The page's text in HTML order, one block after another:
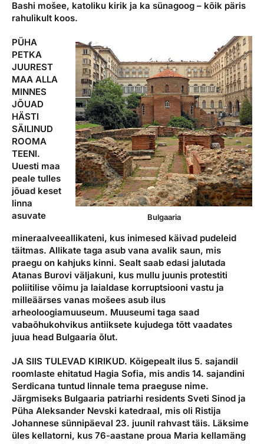
Bashi mošee, katoliku kirik ja ka sünagoog – kõik päris
rahulikult koos.
Bulgaaria
PÜHA
PETKA
JUUREST
MAA ALLA
MINNES
JÕUAD
HÄSTI
SÄILINUD
ROOMA
TEENI.
Uuesti maa
peale tulles
jõuad keset
linna
asuvate
mineraalveeallikateni, kus inimesed käivad pudeleid
täitmas. Allikate taga asub vana avalik saun, mis
praegu on kahjuks kinni. Sealt saab edasi jalutada
Atanas Burovi väljakuni, kus mullu juunis protestiti
poliitilise võimu ja laialdase korruptsiooni vastu ja
milleäärses vanas mošees asub ilus
arheoloogiamuuseum. Muuseumi taga saad
vabaõhukohvikus antiiksete kujudega tõtt vaadates
juua head Bulgaaria õlut.
JA SIIS TULEVAD KIRIKUD. Kõigepealt ilus 5. sajandil
roomlaste ehitatud Hagia Sofia, mis andis 14. sajandini
Serdicana tuntud linnale tema praeguse nime.
Järgmiseks Bulgaaria patriarhi residents Sveti Sinod ja
Püha Aleksander Nevski katedraal, mis oli Ristija
Johannese sünnipäeval 23. juunil rahvast täis. Läksime
üles kellatorni, kus 76-aastane proua Maria kellamäng